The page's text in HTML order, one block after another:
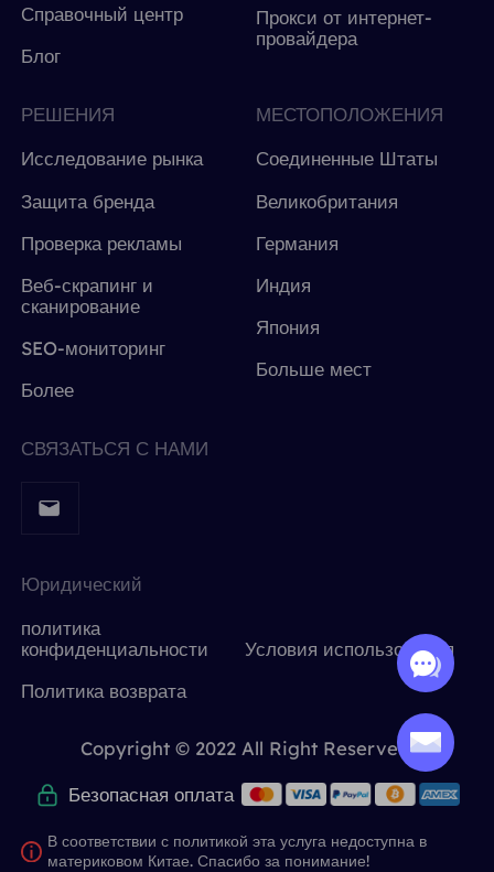
Справочный центр
Блог
Прокси от интернет-
провайдера
РЕШЕНИЯ
Исследование рынка
Защита бренда
Проверка рекламы
Веб-скрапинг и
сканирование
SEO-мониторинг
Более
МЕСТОПОЛОЖЕНИЯ
Соединенные Штаты
Великобритания
Германия
Индия
Япония
Больше мест
СВЯЗАТЬСЯ С НАМИ
Юридический
политика
конфиденциальности
Условия использования
Политика возврата
Copyright © 2022 All Right Reserved.
Безопасная оплата
В соответствии с политикой эта услуга недоступна в
материковом Китае. Спасибо за понимание!